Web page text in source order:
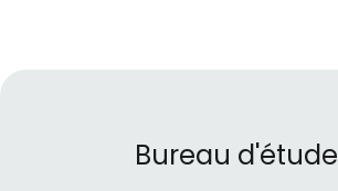
Bureau d'étude